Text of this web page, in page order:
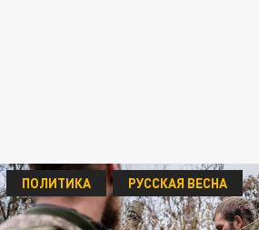
ПОЛИТИКА РУССКАЯ ВЕСНА